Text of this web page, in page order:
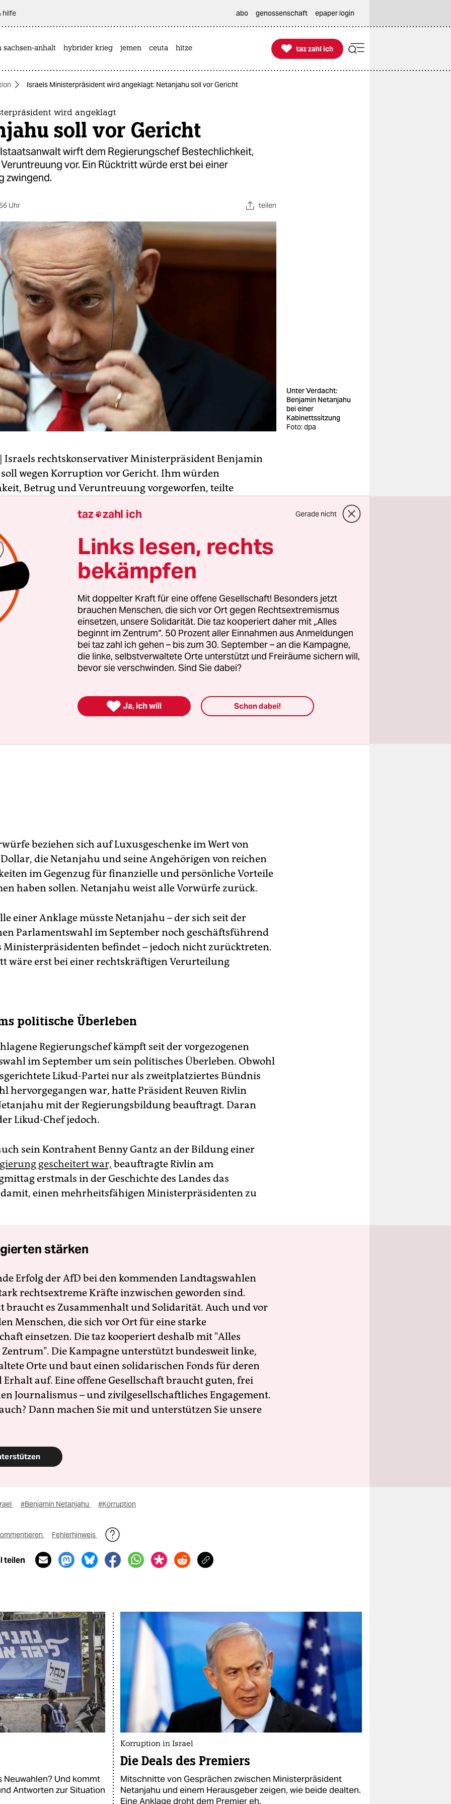
hilfe abo genossenschaft epaper login
sachsen-anhalt hybrider krieg jemen ceuta hitze 
taz zahl ich
taz zahl ich
Israels Ministerpräsident wird angeklagt: Netanjahu soll vor Gericht
wird angeklagt
soll vor Gericht
wirft dem Regierungschef Bestechlichkeit,
vor. Ein Rücktritt würde erst bei einer
zwingend.
Uhr teilen
Unter Verdacht:
Benjamin Netanjahu
bei einer
Kabinettssitzung
Foto: dpa
Israels rechtskonservativer Ministerpräsident Benjamin
wegen Korruption vor Gericht. Ihm würden
Betrug und Veruntreuung vorgeworfen, teilte
Jahre Haft, für Betrug und Veruntreuung bis zu drei Jahre.
hat die Vorwürfe als politisch motivierte Hexenjagd
wiegen die Vorwürfe gegen den langjährigen
in der sogenannten Besek-Affäre: Netanjahu wird
der Telekommunikationsfirma Besek Gefälligkeiten im
für eine positive Berichterstattung in der zu dem Konzern
NachrichtenwebsiteWallagewährt zu haben.
beziehen sich auf Luxusgeschenke im Wert von
die Netanjahu und seine Angehörigen von reichen
im Gegenzug für finanzielle und persönliche Vorteile
haben sollen. Netanjahu weist alle Vorwürfe zurück.
einer Anklage müsste Netanjahu – der sich seit der
Parlamentswahl im September noch geschäftsführend
Ministerpräsidenten befindet – jedoch nicht zurücktreten.
wäre erst bei einer rechtskräftigen Verurteilung
politische Überleben
Regierungschef kämpft seit der vorgezogenen
im September um sein politisches Überleben. Obwohl
Likud-Partei nur als zweitplatziertes Bündnis
hervorgegangen war, hatte Präsident Reuven Rivlin
mit der Regierungsbildung beauftragt. Daran
Likud-Chef jedoch.
sein Kontrahent Benny Gantz an der Bildung einer
gescheitert war, beauftragte Rivlin am
erstmals in der Geschichte des Landes das
einen mehrheitsfähigen Ministerpräsidenten zu
stärken
Erfolg der AfD bei den kommenden Landtagswahlen
rechtsextreme Kräfte inzwischen geworden sind.
braucht es Zusammenhalt und Solidarität. Auch und vor
Menschen, die sich vor Ort für eine starke
einsetzen. Die taz kooperiert deshalb mit "Alles
Die Kampagne unterstützt bundesweit linke,
Orte und baut einen solidarischen Fonds für deren
Erhalt auf. Eine offene Gesellschaft braucht guten, frei
Journalismus – und zivilgesellschaftliches Engagement.
Dann machen Sie mit und unterstützen Sie unsere
#Benjamin Netanjahu #Korruption
Fehlerhinweis
teilen
Neuwahlen? Und kommt
Antworten zur Situation
Korruption in Israel
Die Deals des Premiers
Mitschnitte von Gesprächen zwischen Ministerpräsident
Netanjahu und einem Herausgeber zeigen, wie beide dealten.
Eine Anklage droht dem Premier eh.
taz zahl ich Gerade nicht
Links lesen, rechts
bekämpfen
Mit doppelter Kraft für eine offene Gesellschaft! Besonders jetzt
brauchen Menschen, die sich vor Ort gegen Rechtsextremismus
einsetzen, unsere Solidarität. Die taz kooperiert daher mit „Alles
beginnt im Zentrum“. 50 Prozent aller Einnahmen aus Anmeldungen
bei taz zahl ich gehen – bis zum 30. September – an die Kampagne,
die linke, selbstverwaltete Orte unterstützt und Freiräume sichern will,
bevor sie verschwinden. Sind Sie dabei?
 Ja, ich will Schon dabei!